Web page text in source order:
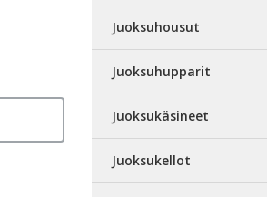
Juoksuhousut
Juoksuhupparit
Juoksukäsineet
Juoksukellot